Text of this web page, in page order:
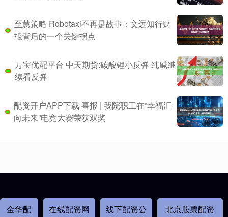
至慧策略 Robotaxi不再是故事：文远知行财
报背后的一个关键拐点
万宝优配平台 中天期货:碳酸锂小反弹 纯碱继
续看反弹
配资开户APP下载 喜报 | 我院职工在“幸福汇·
向未来”电竞大赛荣获双奖
金华配
在线配资网
线下配资公
北京股票配资